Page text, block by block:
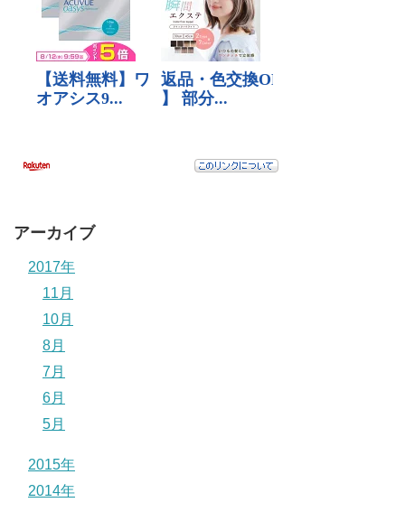
アーカイブ
2017年
11月
10月
8月
7月
6月
5月
2015年
2014年